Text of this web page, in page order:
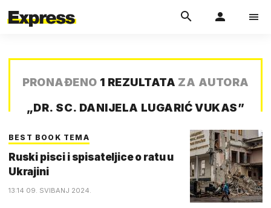
PRONAĐENO 1 REZULTATA ZA AUTORA
„DR. SC. DANIJELA LUGARIĆ VUKAS”
BEST BOOK TEMA
Ruski pisci i spisateljice o ratu u
Ukrajini
13:14 09. SVIBANJ 2024.